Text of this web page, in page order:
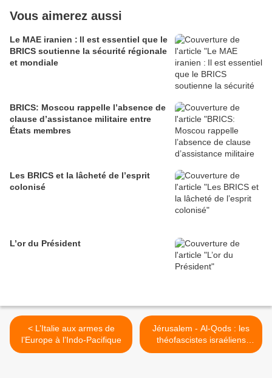
Vous aimerez aussi
Le MAE iranien : Il est essentiel que le
BRICS soutienne la sécurité régionale
et mondiale
BRICS: Moscou rappelle l’absence de
clause d’assistance militaire entre
États membres
Les BRICS et la lâcheté de l’esprit
colonisé
L’or du Président
< L’Italie aux armes de
l’Europe à l’Indo-Pacifique
Jérusalem - Al-Qods : les
théofascistes israéliens
s’attaquent aux chrétiens >